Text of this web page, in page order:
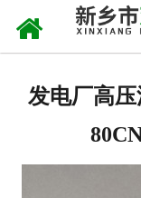
发电厂高